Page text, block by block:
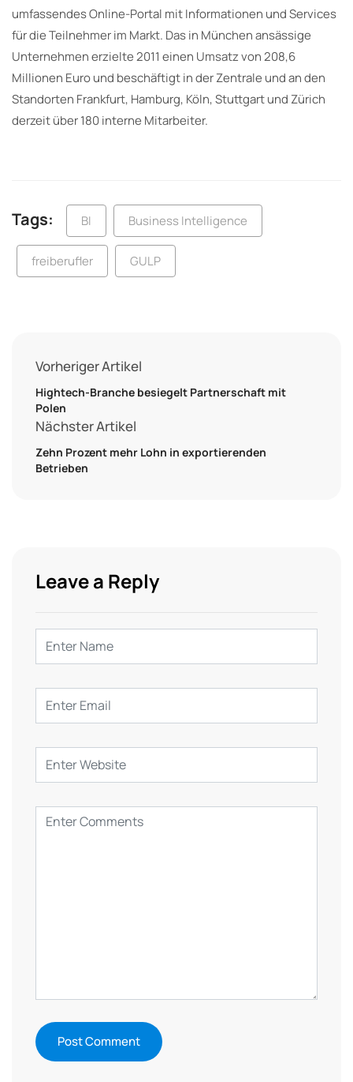
umfassendes Online-Portal mit Informationen und Services
für die Teilnehmer im Markt. Das in München ansässige
Unternehmen erzielte 2011 einen Umsatz von 208,6
Millionen Euro und beschäftigt in der Zentrale und an den
Standorten Frankfurt, Hamburg, Köln, Stuttgart und Zürich
derzeit über 180 interne Mitarbeiter.
Tags: BI Business Intelligence
freiberufler GULP
Vorheriger Artikel
Hightech-Branche besiegelt Partnerschaft mit
Polen
Nächster Artikel
Zehn Prozent mehr Lohn in exportierenden
Betrieben
Leave a Reply